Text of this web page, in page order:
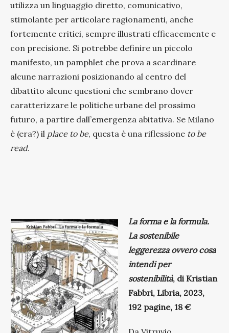
utilizza un linguaggio diretto, comunicativo,
stimolante per articolare ragionamenti, anche
fortemente critici, sempre illustrati efficacemente e
con precisione. Si potrebbe definire un piccolo
manifesto, un pamphlet che prova a scardinare
alcune narrazioni posizionando al centro del
dibattito alcune questioni che sembrano dover
caratterizzare le politiche urbane del prossimo
futuro, a partire dall’emergenza abitativa. Se Milano
è (era?) il place to be, questa è una riflessione to be
read.
La forma e la formula.
La sostenibile
leggerezza ovvero cosa
intendi per
sostenibilità, di Kristian
Fabbri, Libria, 2023,
192 pagine, 18 €